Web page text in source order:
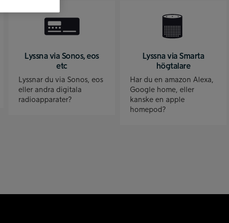
Lyssna via Sonos, eos
etc
Lyssnar du via Sonos, eos
eller andra digitala
radioapparater?
Lyssna via Smarta
högtalare
Har du en amazon Alexa,
Google home, eller
kanske en apple
homepod?